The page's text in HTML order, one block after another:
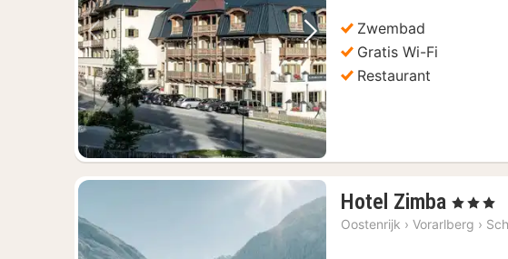
Vorige foto Volgende foto
Zwembad
Gratis Wi-Fi
Restaurant
Hotel Zimba 1
nacht
, 3 Sterren
Oostenrijk › Vorarlberg ›